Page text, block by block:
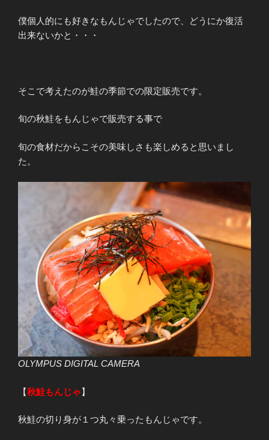
僕個人的にも好きなもんじゃでしたので、どうにか復活
出来ないかと・・・
そこで考えたのが鮭の季節での限定販売です。
旬の秋鮭をもんじゃで販売する事で
旬の食材だからこその美味しさも楽しめると思いまし
た。
OLYMPUS DIGITAL CAMERA
【秋鮭もんじゃ】
秋鮭の切り身が１つ丸々乗ったもんじゃです。